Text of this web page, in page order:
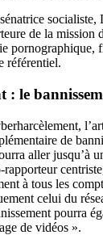
de la mission
pornographique,
référentiel.
: le
de
aller jusqu’à
rapporteur
à tous les
celui du
pourra
de vidéos ».